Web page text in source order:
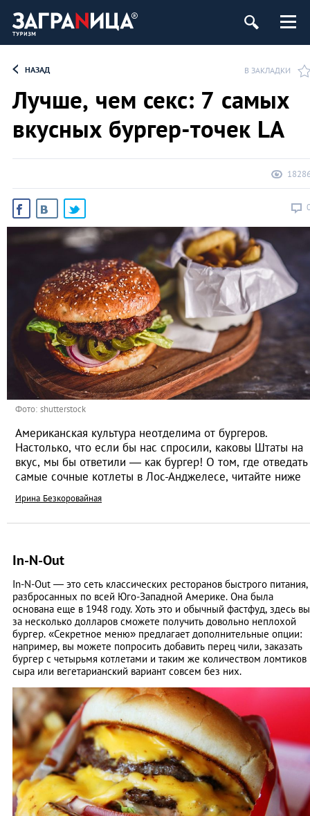
НАЗАД В ЗАКЛАДКИ
Лучше, чем секс: 7 самых
вкусных бургер-точек LA
Фото: shutterstock
Американская культура неотделима от бургеров.
Настолько, что если бы нас спросили, каковы Штаты на
вкус, мы бы ответили — как бургер! О том, где отведать
самые сочные котлеты в Лос-Анджелесе, читайте ниже
Ирина Безкоровайная
In-N-Out
In-N-Out — это сеть классических ресторанов быстрого питания,
разбросанных по всей Юго-Западной Америке. Она была
основана еще в 1948 году. Хоть это и обычный фастфуд, здесь вы
за несколько долларов сможете получить довольно неплохой
бургер. «Секретное меню» предлагает дополнительные опции:
например, вы можете попросить добавить перец чили, заказать
бургер с четырьмя котлетами и таким же количеством ломтиков
сыра или вегетарианский вариант совсем без них.